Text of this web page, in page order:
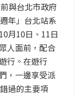
與台北市政府
年」台北站系
月10日、11日
人面前，配合
行。在遊行
，一邊享受派
過的主要項